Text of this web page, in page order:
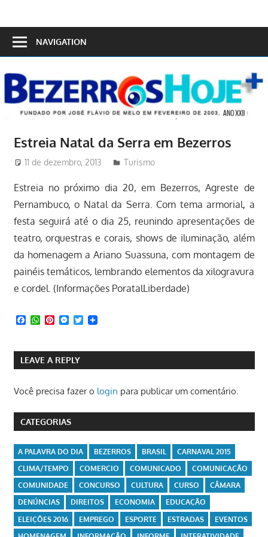
content
Bezerros
Hoje
NAVIGATION
Estreia Natal da Serra em Bezerros
11 de dezembro, 2013 Redator
Turismo
Estreia no próximo dia 20, em Bezerros, Agreste de
Pernambuco, o Natal da Serra. Com tema armorial, a
festa seguirá até o dia 25, reunindo apresentações de
teatro, orquestras e corais, shows de iluminação, além
da homenagem a Ariano Suassuna, com montagem de
painéis temáticos, lembrando elementos da xilogravura
e cordel. (Informações PoratalLiberdade)
Facebook
WhatsApp
Pinterest
Messenger
Twitter
LEAVE A REPLY
Você precisa fazer o login para publicar um comentário.
CATEGORIAS
A PALAVRA DO DIA BEZERROS BRASIL
CARNAVAL 2015
CLIMA/TEMPO
COMERCIO COMUNICADO
COMUNICAÇÃO
COMUNIDADE
CONCURSO CULTURA CURSO
CÂMARA
DENÚNCIAS
DIREITOS ECONOMIA
EDUCAÇÃO
ELEIÇÕES 2016
EMPREGO ESPORTE ESTRADAS
EVENTOS